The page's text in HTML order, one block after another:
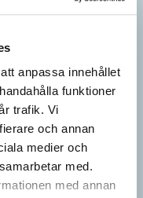
anpassa innehållet
funktioner
trafik. Vi
och annan
medier och
med.
med annan
Låt mig förklara vad
jag i…